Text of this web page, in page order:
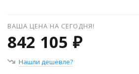
ВАША ЦЕНА НА СЕГОДНЯ!
842 105 ₽
Нашли дешевле?